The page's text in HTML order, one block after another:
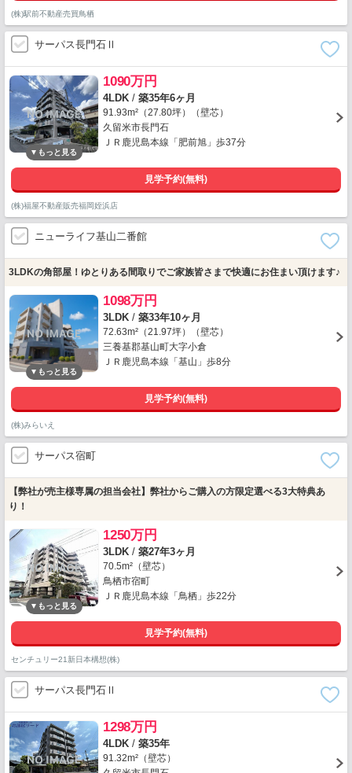
(株)駅前不動産売買鳥栖
サーパス長門石Ⅱ
1090万円
4LDK / 築35年6ヶ月
91.93m²（27.80坪）（壁芯）
久留米市長門石
ＪＲ鹿児島本線「肥前旭」歩37分
見学予約(無料)
(株)福屋不動産販売福岡姪浜店
ニューライフ基山二番館
3LDKの角部屋！ゆとりある間取りでご家族皆さまで快適にお住まい頂けます♪
1098万円
3LDK / 築33年10ヶ月
72.63m²（21.97坪）（壁芯）
三養基郡基山町大字小倉
ＪＲ鹿児島本線「基山」歩8分
見学予約(無料)
(株)みらいえ
サーパス宿町
【弊社が売主様専属の担当会社】弊社からご購入の方限定選べる3大特典あ
り！
1250万円
3LDK / 築27年3ヶ月
70.5m²（壁芯）
鳥栖市宿町
ＪＲ鹿児島本線「鳥栖」歩22分
見学予約(無料)
センチュリー21新日本構想(株)
サーパス長門石Ⅱ
1298万円
4LDK / 築35年
91.32m²（壁芯）